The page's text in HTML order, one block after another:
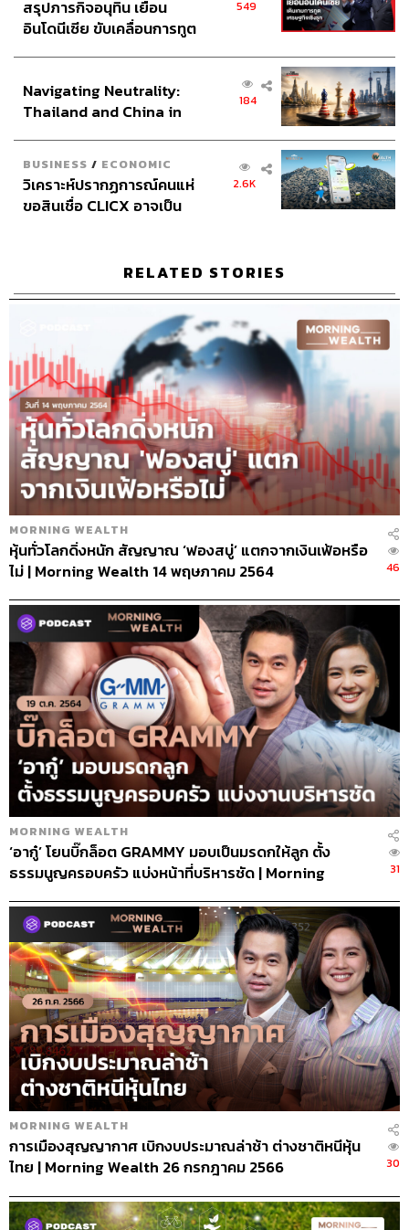
สรุปภารกิจอนุทิน เยือน
อินโดนีเซีย ขับเคลื่อนการทูต
อินโดนีเซีย
549
Navigating Neutrality:
Thailand and China in
184
BUSINESS / ECONOMIC
วิเคราะห์ปรากฏการณ์คนแห่
ขอสินเชื่อ CLICX อาจเป็น
2.6K
RELATED STORIES
MORNING WEALTH
หุ้นทั่วโลกดิ่งหนัก สัญญาณ ‘ฟองสบู่’ แตกจากเงินเฟ้อหรือ
ไม่ | Morning Wealth 14 พฤษภาคม 2564
46
MORNING WEALTH
‘อากู๋’ โยนบิ๊กล็อต GRAMMY มอบเป็นมรดกให้ลูก ตั้ง
ธรรมนูญครอบครัว แบ่งหน้าที่บริหารชัด | Morning
31
MORNING WEALTH
การเมืองสุญญากาศ เบิกงบประมาณล่าช้า ต่างชาติหนีหุ้น
ไทย | Morning Wealth 26 กรกฎาคม 2566
30